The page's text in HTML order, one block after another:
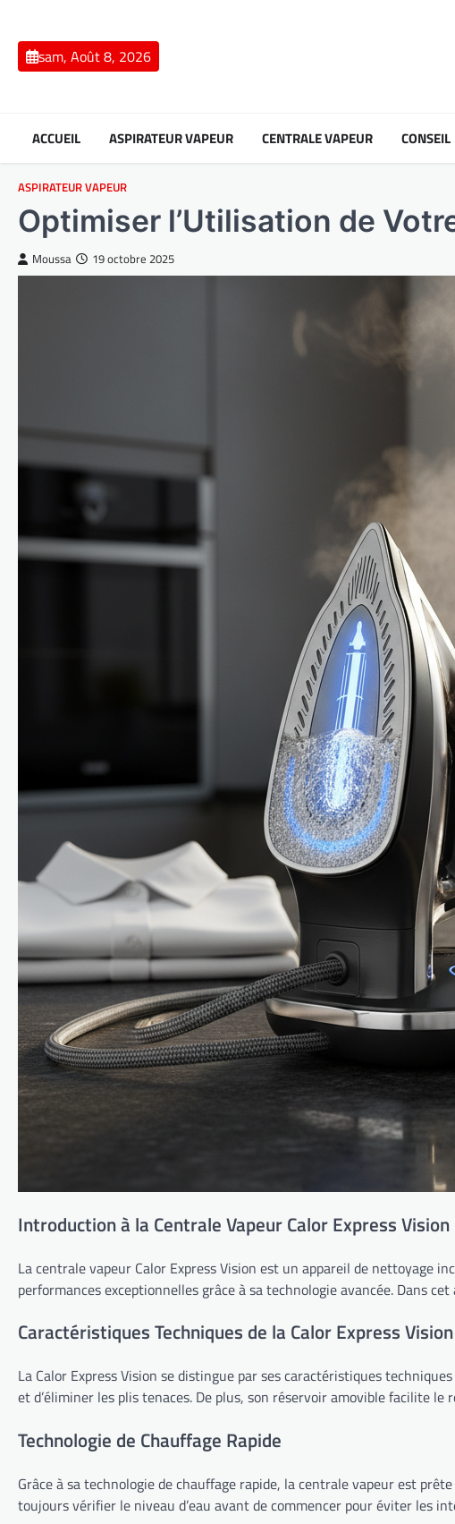
contentsam, Août 8, 2026
ACCUEIL ASPIRATEUR VAPEUR CENTRALE VAPEUR CONSEIL
ASPIRATEUR VAPEUR
Optimiser l’Utilisation de
Moussa 19 octobre 2025
Introduction à la Centrale Vapeur Calor Express Vision
La centrale vapeur Calor Express Vision est un appareil de nettoyage
performances exceptionnelles grâce à sa technologie avancée. Dans
Caractéristiques Techniques de la Calor Express Vision
La Calor Express Vision se distingue par ses caractéristiques
et d’éliminer les plis tenaces. De plus, son réservoir amovible facilite
Technologie de Chauffage Rapide
Grâce à sa technologie de chauffage rapide, la centrale vapeur est
toujours vérifier le niveau d’eau avant de commencer pour éviter les